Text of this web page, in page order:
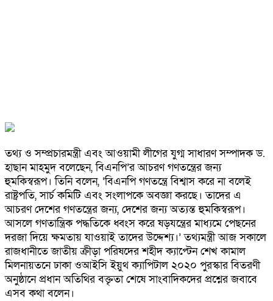
তথ্য ও সম্প্রচারমন্ত্রী এবং আওয়ামী লীগের যুগ্ম সাধারণ সম্পাদক ড.
হাছান মাহমুদ বলেছেন, বিএনপি’র আচরণ গণতন্ত্রের জন্য
হুমকিস্বরূপ। তিনি বলেন, ‘বিএনপি গণতন্ত্রে বিশ্বাস করে না বলেই
রাষ্ট্রপতি, সার্চ কমিটি এবং সংলাপকে অবজ্ঞা করছে। তাদের এ
আচরণ দেশের গণতন্ত্রের জন্য, দেশের জন্য অত্যন্ত হুমকিস্বরূপ।
আসলে গণতান্ত্রিক পদ্ধতিকে ধ্বংস করে ষড়যন্ত্রের মাধ্যমে পেছনের
দরজা দিয়ে ক্ষমতায় যাওয়াই তাদের উদ্দেশ্য।’ তথ্যমন্ত্রী আজ সকালে
রাজধানীতে জাতীয় ক্রীড়া পরিষদের শহীদ ক্যাপ্টেন শেখ কামাল
মিলনায়তনে ঢাকা ওআইসি ইয়ুথ ক্যাপিটাল ২০২০ পুরস্কার বিতরণী
অনুষ্ঠানে প্রধান অতিথির বক্তৃতা শেষে সাংবাদিকদের প্রশ্নের জবাবে
এসব কথা বলেন।